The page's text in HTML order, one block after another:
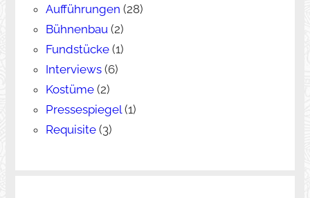
Aufführungen (28)
Bühnenbau (2)
Fundstücke(1)
Interviews(6)
Kostüme(2)
Pressespiegel (1)
Requisite(3)